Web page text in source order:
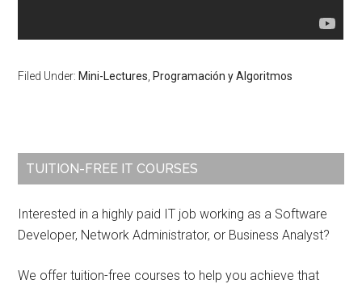
Filed Under: Mini-Lectures Programación y Algoritmos
Primary
Sidebar
TUITION-FREE IT COURSES
Interested in a highly paid IT job working as a Software
Developer, Network Administrator, or Business Analyst?
We offer tuition-free courses to help you achieve that